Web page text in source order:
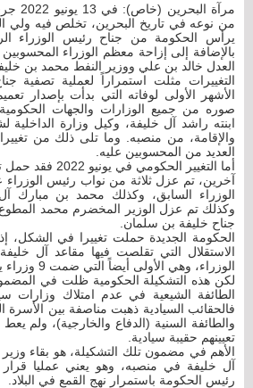
مرآة
من نوعه في تاريخ البحرين، تخلص فيه ولي
يرأس الحكومة من جناح رئيس الوزراء
بالإضافة إلى إزاحة معظم الوزراء
العدل خالد بن علي ووزير النفط محمد بن
التغييرات مثلت استمراراً لعملية تصفية
الأشهر الأولى لوفاته التي بدأت بإصدار
صوره من جميع الوزارات والجهات
ابنته راشد آل خليفة، وكيل وزارة الداخلية
والإقامة، من منصبه. وما تلى ذلك من
العديد من المحسوبين عليه.
آخرين، تم عزل ثلاثة من نواب رئيس
الوزراء السابق، وكذلك محمد بن مبارك
وكذلك تم عزل الوزير المخضرم محمد المطوع
جناح خليفة بن سلمان.
الحكومة الجديدة حملت تغييرا في الشكل،
الوزراء، وهي الأولى أيضاً التي ضمت 9 وزراء ينتمون للطائفة الشيعية.
لكن هذه التشكيلة الحكومية ظلت في
الطائفة الشيعية في عدم امتلاك وزارات
فالحقائب السيادية ذهبت مناصفة بين الأسرة
والطائفة السنية (الدفاع والخارجية)، ولم
تعيينهم حقيبة سيادية.
الأهم في مضمون تلك التشكيلة، هو بقاء وزير
آل خليفة في منصبه، وهو يعني عمليا
رئيس الحكومة باستمرار نهج القمع في البلاد.